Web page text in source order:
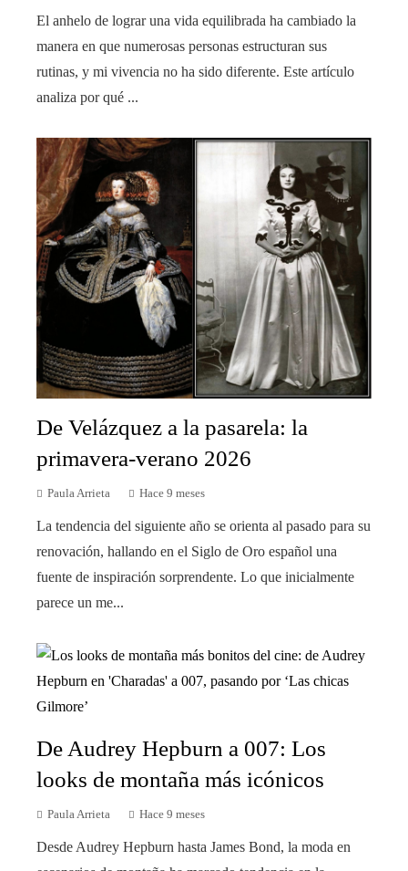
El anhelo de lograr una vida equilibrada ha cambiado la
manera en que numerosas personas estructuran sus
rutinas, y mi vivencia no ha sido diferente. Este artículo
analiza por qué ...
De Velázquez a la pasarela: la
primavera-verano 2026
Paula Arrieta Hace 9 meses
La tendencia del siguiente año se orienta al pasado para su
renovación, hallando en el Siglo de Oro español una
fuente de inspiración sorprendente. Lo que inicialmente
parece un me...
De Audrey Hepburn a 007: Los
looks de montaña más icónicos
Paula Arrieta Hace 9 meses
Desde Audrey Hepburn hasta James Bond, la moda en